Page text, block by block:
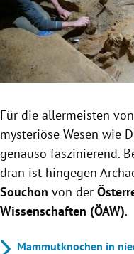
Untermenü
Untermenü
Für die allermeisten
mysteriöse Wesen wie
genauso faszinierend.
dran ist hingegen
Souchon von der
Wissenschaften (ÖAW).
Mammutknochen in